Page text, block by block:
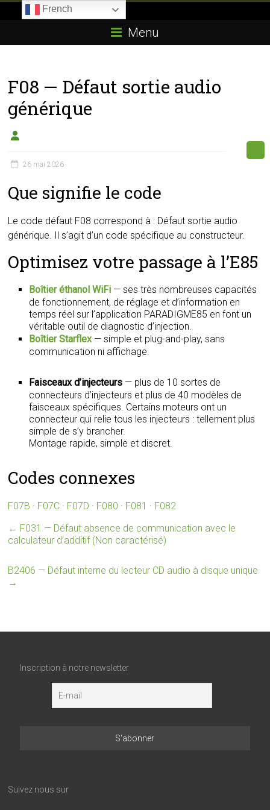
E85.com
passion
boîtier
éthanol
Menu
F08 — Défaut sortie audio
générique
26 mai 2026
Que signifie le code
Le code défaut F08 correspond à : Défaut sortie audio
générique. Il s’agit d’un code spécifique au constructeur.
Optimisez votre passage à l’E85
Boîtier éthanol WiFi — ses très nombreuses capacités
de fonctionnement, de réglage et d’information en
temps réel sur l’application PARADIGME85 en font un
véritable outil de diagnostic d’injection.
Boîtier Starflex— simple et plug-and-play, sans
communication ni affichage.
Faisceaux d’injecteurs — plus de 10 sortes de
connecteurs d’injecteurs et plus de 40 modèles de
faisceaux spécifiques. Certains moteurs ont un
connecteur qui relie tous les injecteurs : tellement plus
simple de s’y brancher.
Montage rapide, simple et discret.
Codes connexes
F07B · F07C · F07D · F080 · F081 · F082
← F031 — Défaut absence de communication avec le
calculateur d’additif (Non caractérisé)
B2406 — Défaut interne du lecteur CD audio à disque unique
→
Inscription à notre newsletter
Suivez nous sur
French